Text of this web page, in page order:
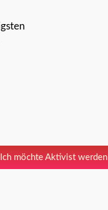
Ich möchte Aktivist werden